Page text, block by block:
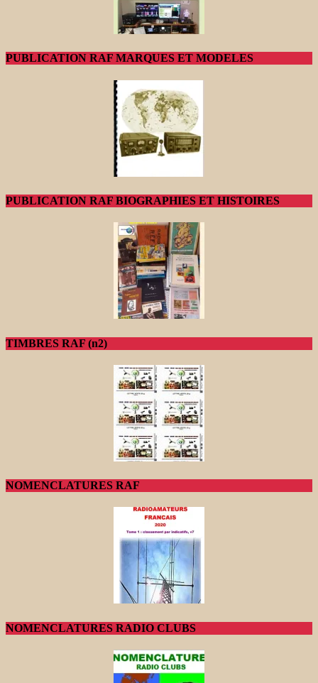
PUBLICATION RAF MARQUES ET MODELES
PUBLICATION RAF BIOGRAPHIES ET HISTOIRES
TIMBRES RAF (n2)
NOMENCLATURES RAF
NOMENCLATURES RADIO CLUBS